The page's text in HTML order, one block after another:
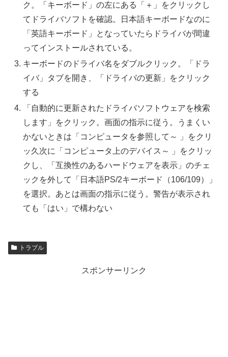
ク。「キーボード」の左にある「＋」をクリックし
てドライバソフトを確認。日本語キーボードなのに
「英語キーボード」となっていたらドライバが間違
ってインストールされている。
キーボードのドライバ名をダブルクリック。「ドラ
イバ」タブを開き、「ドライバの更新」をクリック
する
「自動的に更新されたドライバソフトウェアを検索
します」をクリック。画面の指示に従う。うまくい
かないときは「コンピュータを参照して～ 」をクリ
ッ久次に「コンピュータ上のデバイス～ 」をクリッ
クし、「互換性のあるハードウェアを表示」のチェ
ックを外して「日本語PS/2キーボード（106/109）」
を選択。あとは画面の指示に従う。警告が表示され
ても「はい」で構わない
トラブル
スポンサーリンク